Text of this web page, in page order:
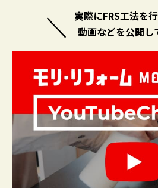
実際にFRS工法を
動画などを公開し